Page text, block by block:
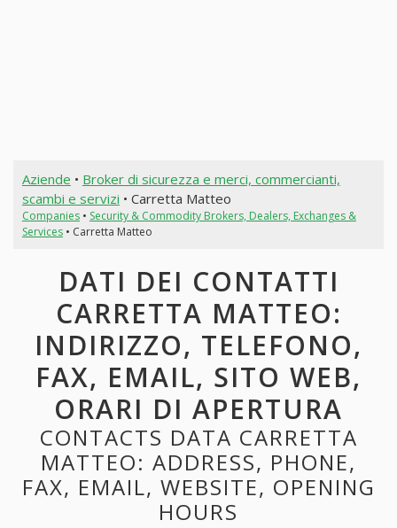
Aziende • Broker di sicurezza e merci, commercianti,
scambi e servizi • Carretta Matteo
Companies• Security & Commodity Brokers, Dealers, Exchanges &
Services• Carretta Matteo
DATI DEI CONTATTI
CARRETTA MATTEO:
INDIRIZZO, TELEFONO,
FAX, EMAIL, SITO WEB,
ORARI DI APERTURA
CONTACTS DATA CARRETTA
MATTEO: ADDRESS, PHONE,
FAX, EMAIL, WEBSITE, OPENING
HOURS